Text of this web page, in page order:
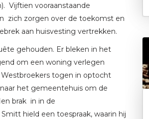
Vijftien vooraanstaande
zich zorgen over de toekomst en
aan huisvesting vertrekken.
gehouden. Er bleken in het
om een woning verlegen
togen in optocht
het gemeentehuis om de
brak in in de
hield een toespraak, waarin hij